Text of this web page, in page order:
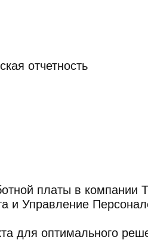
отчетность
платы в
Управление
для оптимального